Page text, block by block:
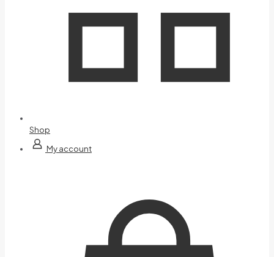
Shop
My account